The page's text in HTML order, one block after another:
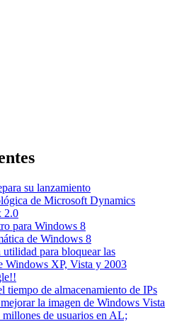
su lanzamiento
de Microsoft Dynamics
2.0
para Windows 8
de Windows 8
para bloquear las
Windows XP, Vista y 2003
tiempo de almacenamiento de IPs
la imagen de Windows Vista
de usuarios en AL;